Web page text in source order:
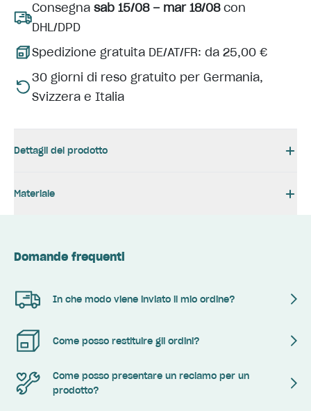
Consegna sab 15/08 – mar 18/08con
DHL/DPD
Spedizione gratuita DE/AT/FR: da 25,00 €
30 giorni di reso gratuito per Germania,
Svizzera e Italia
Dettagli del prodotto
Materiale
Domande frequenti
In che modo viene inviato il mio ordine?
Come posso restituire gli ordini?
Come posso presentare un reclamo per un
prodotto?